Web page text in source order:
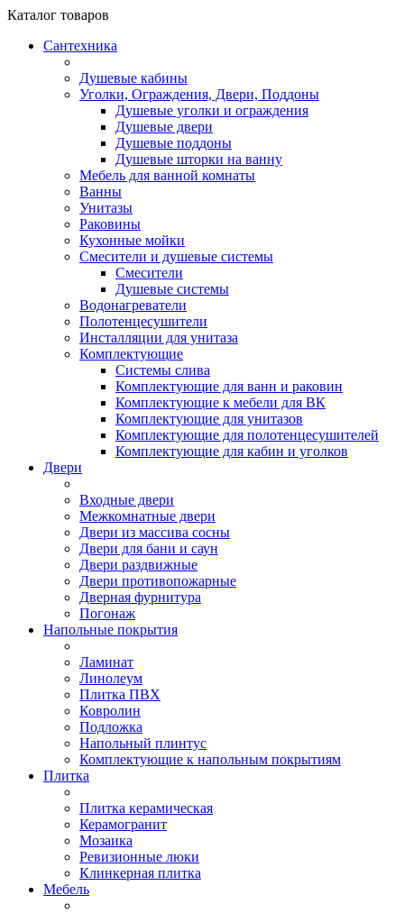
Каталог товаров
Сантехника
Душевые кабины
Уголки, Ограждения, Двери, Поддоны
Душевые уголки и ограждения
Душевые двери
Душевые поддоны
Душевые шторки на ванну
Мебель для ванной комнаты
Ванны
Унитазы
Раковины
Кухонные мойки
Смесители и душевые системы
Смесители
Душевые системы
Водонагреватели
Полотенцесушители
Инсталляции для унитаза
Комплектующие
Системы слива
Комплектующие для ванн и раковин
Комплектующие к мебели для ВК
Комплектующие для унитазов
Комплектующие для полотенцесушителей
Комплектующие для кабин и уголков
Двери
Входные двери
Межкомнатные двери
Двери из массива сосны
Двери для бани и саун
Двери раздвижные
Двери противопожарные
Дверная фурнитура
Погонаж
Напольные покрытия
Ламинат
Линолеум
Плитка ПВХ
Ковролин
Подложка
Напольный плинтус
Комплектующие к напольным покрытиям
Плитка
Плитка керамическая
Керамогранит
Мозаика
Ревизионные люки
Клинкерная плитка
Мебель